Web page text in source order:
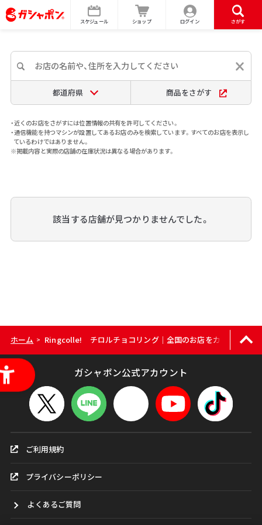
スケジュール ショップ ログイン さがす
都道府県 商品をさがす
・近くのお店をさがすには位置情報の共有を許可してください。
・通信機能を持つマシンが設置してあるお店のみを検索しています。すべてのお店を表示し
ているわけではありません。
※掲載内容と実際の店舗の在庫状況は異なる場合があります。
該当する店舗が見つかりませんでした。
ホーム > Ringcolle! チロルチョコリング｜全国のお店をカンタン検索
ガシャポン公式アカウント
ご利用規約
プライバシーポリシー
よくあるご質問